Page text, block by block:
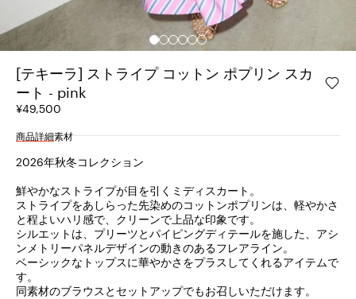
[テキーラ] ストライプ コットン ポプリン スカ
ート - pink
¥49,500
商品詳細素材
2026年秋冬コレクション
鮮やかなストライプが目を引くミディスカート。
ストライプをあしらった先染めのコットンポプリンは、軽やかさ
と程よいハリ感で、クリーンで上品な印象です。
シルエットは、プリーツとパイピングディテールを施した、アシ
ンメトリーパネルデザインの動きのあるフレアライン。
ベーシックなトップスに華やかさをプラスしてくれるアイテムで
す。
同素材のブラウスとセットアップでもお召しいただけます。